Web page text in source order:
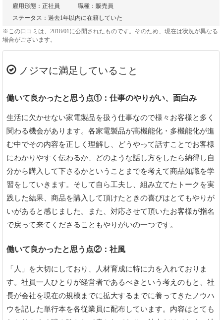
雇用形態：正社員
職種：販売員
ステータス：過去1年以内に在籍していた
※この口コミは、2018/01に公開されたものです。そのため、現在は状況が異なる
場合がございます。
ノジマに満足していること
働いて良かったと思う点①：仕事のやりがい、面白み
生活に欠かせない家電製品を扱う仕事なので様々お客様と多く
関わる機会があります。各家電製品が高機能化・多機能化が進
む中でその内容を正しく理解し、どうやって話すことでお客様
にわかりやすく伝わるか、どのような話し方をしたら納得し自
分から購入して下さるかということまでを考えて商品知識を学
習をしていきます。そして自ら工夫し、組み立てたトークを実
践した結果、商品を購入して頂けたときの喜びはとてもやりが
いがあると感じました。また、対応させて頂いたお客様が指名
で戻って来てくださることもやりがいの一つです。
働いて良かったと思う点②：社風
「人」を大切にしており、人材育成に特に力を入れておりま
す。社員一人ひとりが経営者であるべきという考えのもと、社
長が会社を現在の規模までに拡大するまでに養ってきたノウハ
ウを記した単行本を各従業員に配布しています。内容はとても